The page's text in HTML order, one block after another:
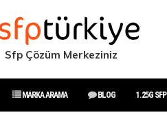
Sfp Çözüm Merkeziniz
MARKA ARAMA BLOG 1.25G SFP